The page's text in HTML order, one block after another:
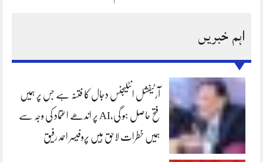
اہم خبریں
آرٹیفشل انٹلیجنس دجال کا فتنہ ہے جس پر ہمیں
فتح حاصل ہو گی،AI پر اندھے اعتماد کی وجہ سے
ہمیں خطرات لاحق ہیں پروفیسر احمد رفیق